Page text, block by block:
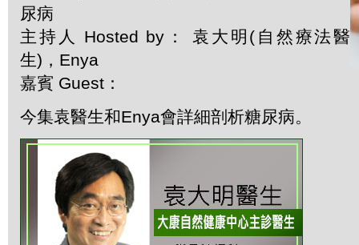
尿病
主持人 Hosted by： 袁大明(自然療法醫
生)，Enya
嘉賓 Guest：
今集袁醫生和Enya會詳細剖析糖尿病。